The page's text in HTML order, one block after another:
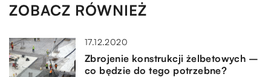
ZOBACZ RÓWNIEŻ
17.12.2020
Zbrojenie konstrukcji żelbetowych –
co będzie do tego potrzebne?